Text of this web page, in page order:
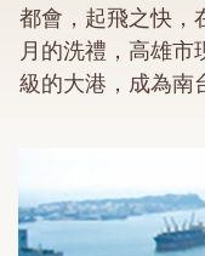
都會，起飛之快，
月的洗禮，高雄市
級的大港，成為南